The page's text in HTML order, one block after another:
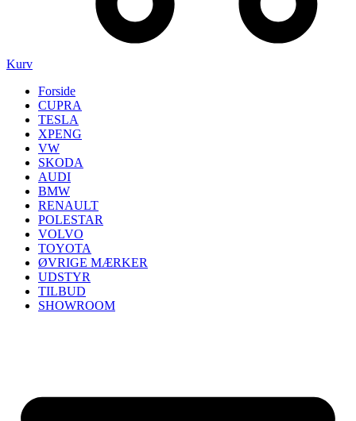
Kurv
Forside
CUPRA
TESLA
XPENG
VW
SKODA
AUDI
BMW
RENAULT
POLESTAR
VOLVO
TOYOTA
ØVRIGE MÆRKER
UDSTYR
TILBUD
SHOWROOM